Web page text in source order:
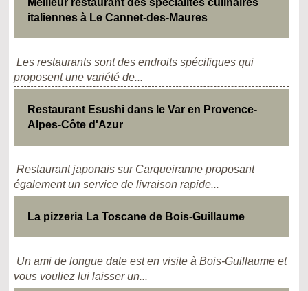
italiennes à Le Cannet-des-Maures
Les restaurants sont des endroits spécifiques qui
proposent une variété de...
Restaurant Esushi dans le Var en Provence-
Alpes-Côte d'Azur
Restaurant japonais sur Carqueiranne proposant
également un service de livraison rapide...
La pizzeria La Toscane de Bois-Guillaume
Un ami de longue date est en visite à Bois-Guillaume et
vous vouliez lui laisser un...